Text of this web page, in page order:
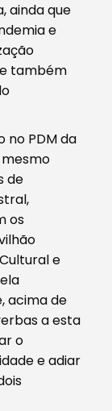
ainda que
e
também
no PDM da
de
os
e
acima de
a esta
o
e adiar